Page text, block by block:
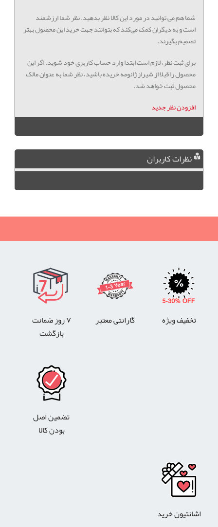
شما هم می توانید در مورد این کالا نظر بدهید. نظر شما ارزشمند
است و به دیگران کمک می‌کند که بتوانند جهت خرید این محصول بهتر
تصمیم بگیرند.
برای ثبت نظر، لازم است ابتدا وارد حساب کاربری خود شوید. اگر این
محصول را قبلا از شیراز ژانومه خریده باشید، نظر شما به عنوان مالک
محصول ثبت خواهد شد.
افزودن نظر جدید
نظرات کاربران
تخفیف ویژه گارانتی معتبر
۷ روز ضمانت
بازگشت
تضمین اصل
بودن کالا
اشانتیون خرید